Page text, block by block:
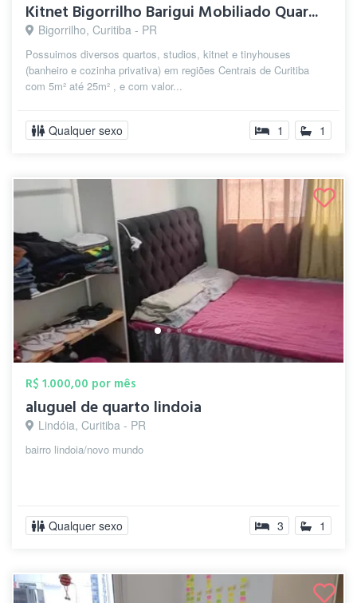
Kitnet Bigorrilho Barigui Mobiliado Quar...
Bigorrilho, Curitiba - PR
Possuimos diversos quartos, studios, kitnet e tinyhouses
(banheiro e cozinha privativa) em regiões Centrais de Curitiba
com 5m² até 25m² , e com valor...
Qualquer sexo 1 1
R$ 1.000,00 por mês
aluguel de quarto lindoia
Lindóia, Curitiba - PR
bairro lindoia/novo mundo
Qualquer sexo 3 1